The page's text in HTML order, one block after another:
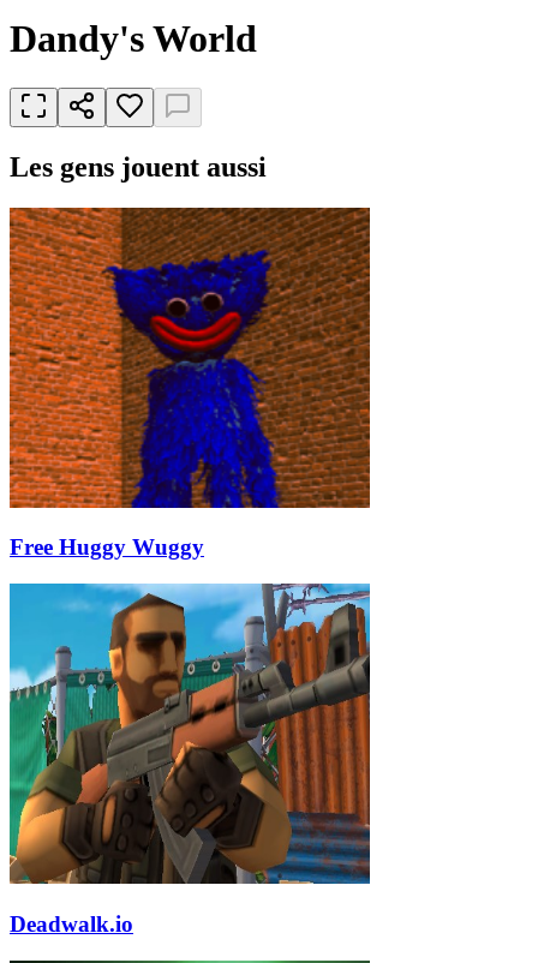
Dandy's World
Les gens jouent aussi
Free Huggy Wuggy
Deadwalk.io